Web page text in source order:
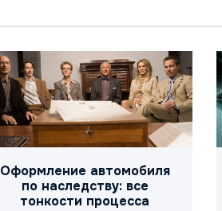
Оформление автомобиля
по наследству: все
тонкости процесса